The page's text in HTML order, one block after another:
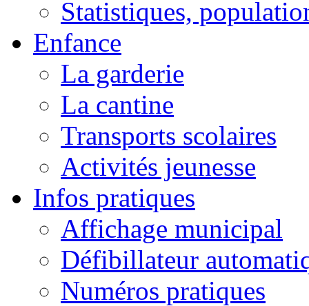
Statistiques,
Enfance
La garderie
La cantine
Transports scolaires
Activités jeunesse
Infos pratiques
Affichage municipal
Défibillateur
Numéros pratiques